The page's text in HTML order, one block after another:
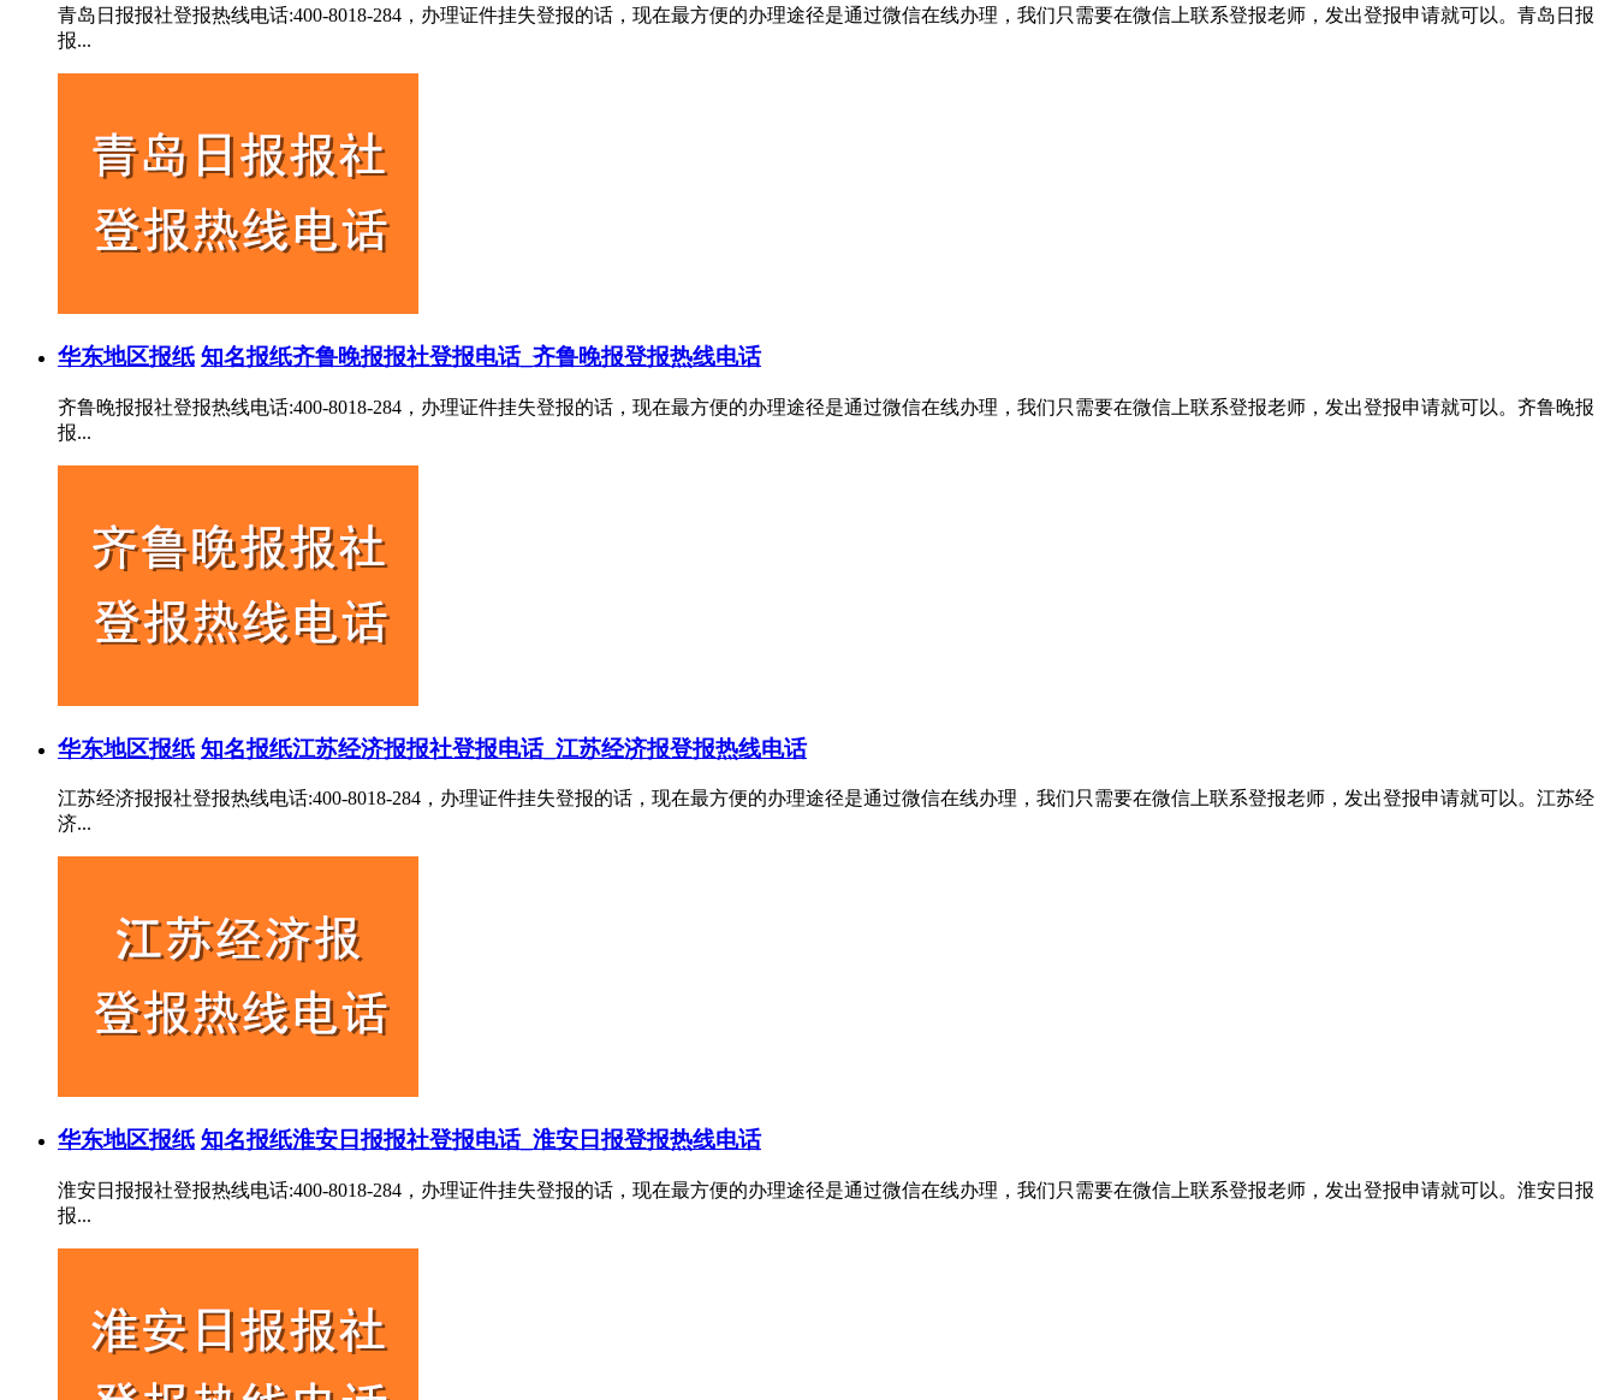
青岛日报报社登报热线电话:400-8018-284，办理证件挂失登报的话，现在最方便的办理途径是通过微信在线办理，我们只需要在微信上联系登报老师，发出登报申请就可以。青岛日报
报...
华东地区报纸 知名报纸齐鲁晚报报社登报电话_齐鲁晚报登报热线电话
齐鲁晚报报社登报热线电话:400-8018-284，办理证件挂失登报的话，现在最方便的办理途径是通过微信在线办理，我们只需要在微信上联系登报老师，发出登报申请就可以。齐鲁晚报
报...
华东地区报纸 知名报纸江苏经济报报社登报电话_江苏经济报登报热线电话
江苏经济报报社登报热线电话:400-8018-284，办理证件挂失登报的话，现在最方便的办理途径是通过微信在线办理，我们只需要在微信上联系登报老师，发出登报申请就可以。江苏经
济...
华东地区报纸 知名报纸淮安日报报社登报电话_淮安日报登报热线电话
淮安日报报社登报热线电话:400-8018-284，办理证件挂失登报的话，现在最方便的办理途径是通过微信在线办理，我们只需要在微信上联系登报老师，发出登报申请就可以。淮安日报
报...